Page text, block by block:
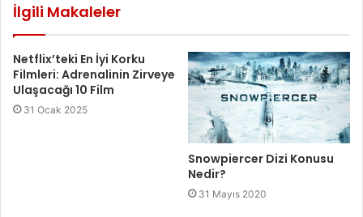
İlgili Makaleler
Netflix’teki En İyi Korku
Filmleri: Adrenalinin Zirveye
Ulaşacağı 10 Film
31 Ocak 2025
Snowpiercer Dizi Konusu
Nedir?
31 Mayıs 2020